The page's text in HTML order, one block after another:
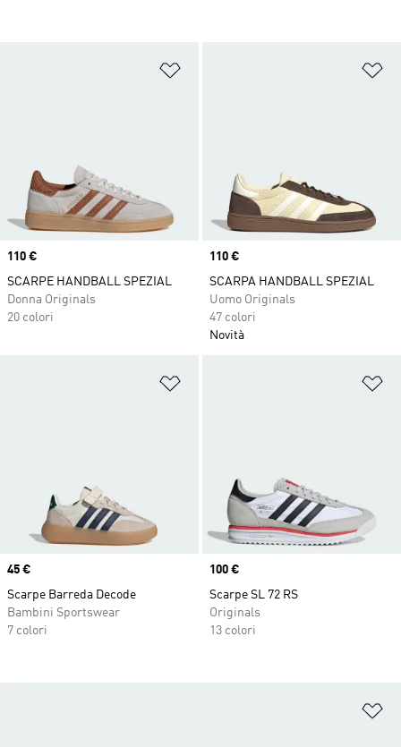
Aggiungi alla lista dei desideri
Price
110 €
SCARPE HANDBALL SPEZIAL
Donna Originals
20 colori
Price
110 €
SCARPA HANDBALL SPEZIAL
Uomo Originals
47 colori
Novità
Aggiungi alla lista dei desideri
Price
45 €
Scarpe Barreda Decode
Bambini Sportswear
7 colori
Price
100 €
Scarpe SL 72 RS
Originals
13 colori